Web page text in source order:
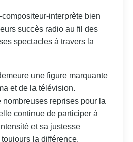
interprète bien
succès radio au fil des
spectacles à travers la
une figure marquante
et de la télévision.
nombreuses reprises pour la
continue de participer à
et sa justesse
la différence.